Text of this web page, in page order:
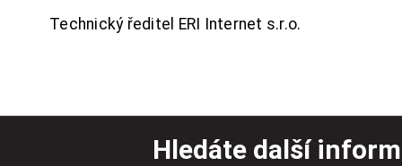
Technický ředitel ERI Internet s.r.o.
Hledáte další